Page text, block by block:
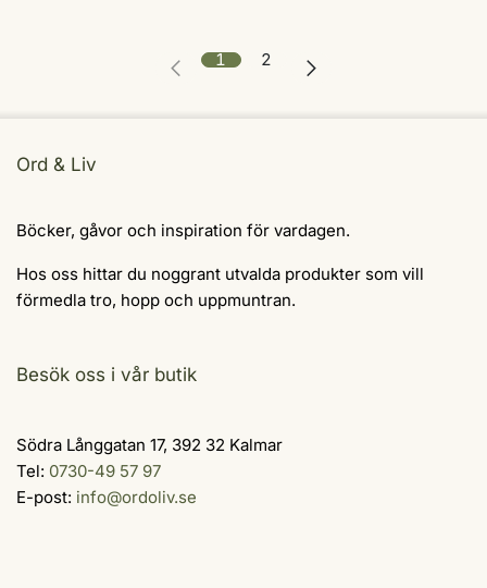
1 2
Ord & Liv
Böcker, gåvor och inspiration för vardagen.
Hos oss hittar du noggrant utvalda produkter som vill
förmedla tro, hopp och uppmuntran.
Besök oss i vår butik
Södra Långgatan 17, 392 32 Kalmar
Tel: 0730-49 57 97
E-post: info@ordoliv.se